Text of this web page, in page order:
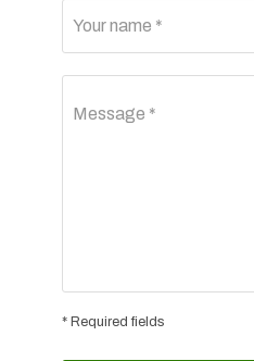
Your name *
Message *
* Required fields